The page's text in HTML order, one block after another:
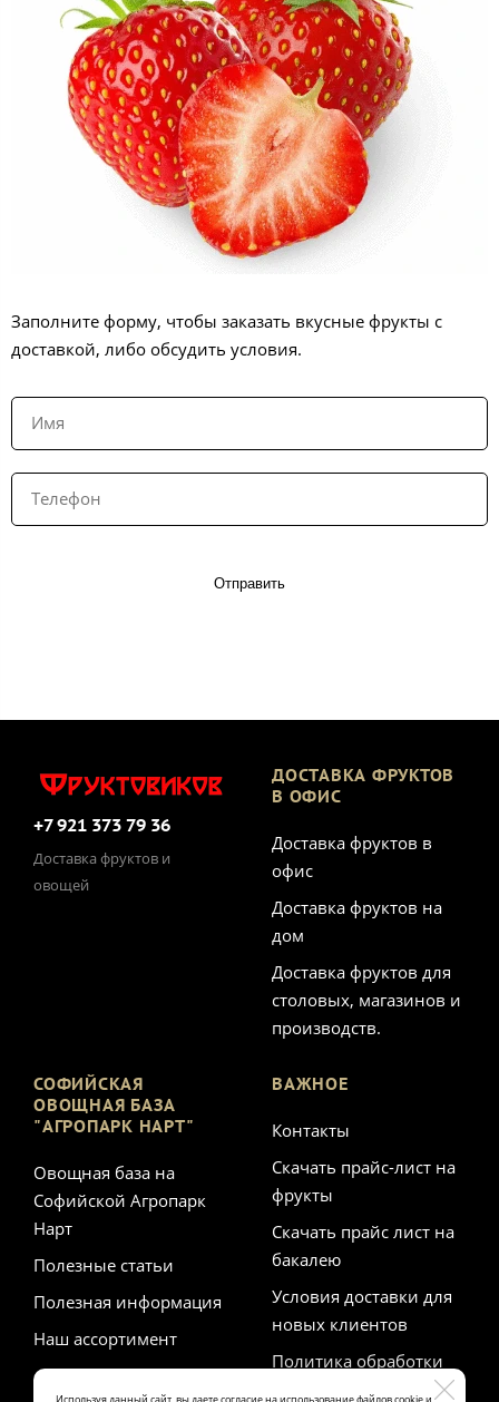
Заполните форму, чтобы заказать вкусные фрукты с
доставкой, либо обсудить условия.
Отправить
+7 921 373 79 36
Доставка фруктов и
овощей
ДОСТАВКА ФРУКТОВ
В ОФИС
Доставка фруктов в
офис
Доставка фруктов на
дом
Доставка фруктов для
столовых, магазинов и
производств.
СОФИЙСКАЯ
ОВОЩНАЯ БАЗА
"АГРОПАРК НАРТ"
Овощная база на
Софийской Агропарк
Нарт
Полезные статьи
Полезная информация
Наш ассортимент
ВАЖНОЕ
Контакты
Скачать прайс-лист на
фрукты
Скачать прайс лист на
бакалею
Условия доставки для
новых клиентов
Политика обработки
персональных данных